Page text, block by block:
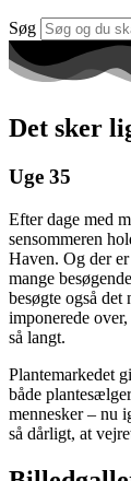
Søg
Det sker
Uge 35
Efter dage med
sensommeren
Haven. Og der
mange
besøgte også
imponerede
så langt.
Plantemarkedet
både
mennesker – nu
så dårligt, at